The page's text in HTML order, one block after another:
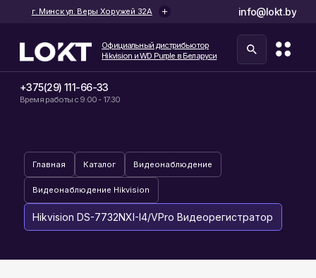
Hikvision DS-7732NXI-I4/VPro Видеорегистратор
+375(29) 111-66-33
г. Минск ул. Веры Хоружей 32А
Время работы с 9:00 - 17:30